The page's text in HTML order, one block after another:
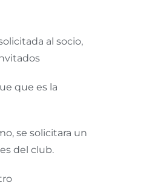
al socio,
que es la
se solicitara un
del club.